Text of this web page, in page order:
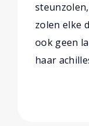
zolen elke
ook geen
haar